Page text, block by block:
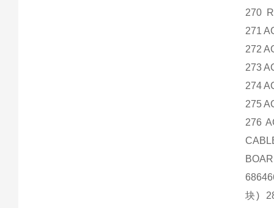
270
271
272
273
274
275
276
块)